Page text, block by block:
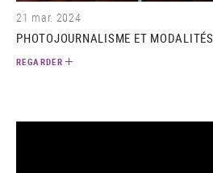
21 mar. 2024
PHOTOJOURNALISME ET
REGARDER